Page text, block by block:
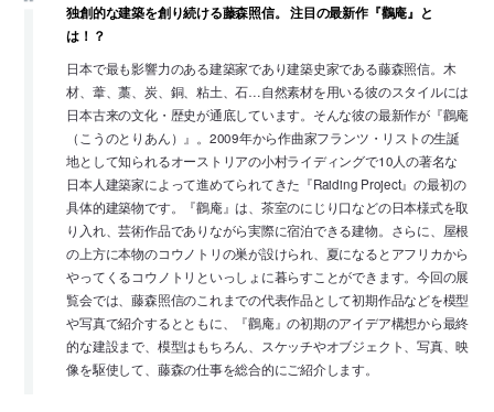
独創的な建築を創り続ける藤森照信。 注目の最新作『鸛庵』と
は！？
日本で最も影響力のある建築家であり建築史家である藤森照信。木
材、葦、藁、炭、銅、粘土、石…自然素材を用いる彼のスタイルには
日本古来の文化・歴史が通底しています。そんな彼の最新作が『鸛庵
（こうのとりあん）』。2009年から作曲家フランツ・リストの生誕
地として知られるオーストリアの小村ライディングで10人の著名な
日本人建築家によって進めてられてきた『Raiding Project』の最初の
具体的建築物です。『鸛庵』は、茶室のにじり口などの日本様式を取
り入れ、芸術作品でありながら実際に宿泊できる建物。さらに、屋根
の上方に本物のコウノトリの巣が設けられ、夏になるとアフリカから
やってくるコウノトリといっしょに暮らすことができます。今回の展
覧会では、藤森照信のこれまでの代表作品として初期作品などを模型
や写真で紹介するとともに、『鸛庵』の初期のアイデア構想から最終
的な建設まで、模型はもちろん、スケッチやオブジェクト、写真、映
像を駆使して、藤森の仕事を総合的にご紹介します。